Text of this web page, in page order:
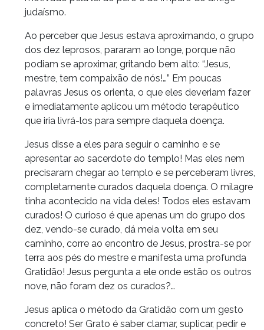
judaísmo.
Ao perceber que Jesus estava aproximando, o grupo
dos dez leprosos, pararam ao longe, porque não
podiam se aproximar, gritando bem alto: “Jesus,
mestre, tem compaixão de nós!…” Em poucas
palavras Jesus os orienta, o que eles deveriam fazer
e imediatamente aplicou um método terapêutico
que iria livrá-los para sempre daquela doença.
Jesus disse a eles para seguir o caminho e se
apresentar ao sacerdote do templo! Mas eles nem
precisaram chegar ao templo e se perceberam livres,
completamente curados daquela doença. O milagre
tinha acontecido na vida deles! Todos eles estavam
curados! O curioso é que apenas um do grupo dos
dez, vendo-se curado, dá meia volta em seu
caminho, corre ao encontro de Jesus, prostra-se por
terra aos pés do mestre e manifesta uma profunda
Gratidão! Jesus pergunta a ele onde estão os outros
nove, não foram dez os curados?…
Jesus aplica o método da Gratidão com um gesto
concreto! Ser Grato é saber clamar, suplicar, pedir e